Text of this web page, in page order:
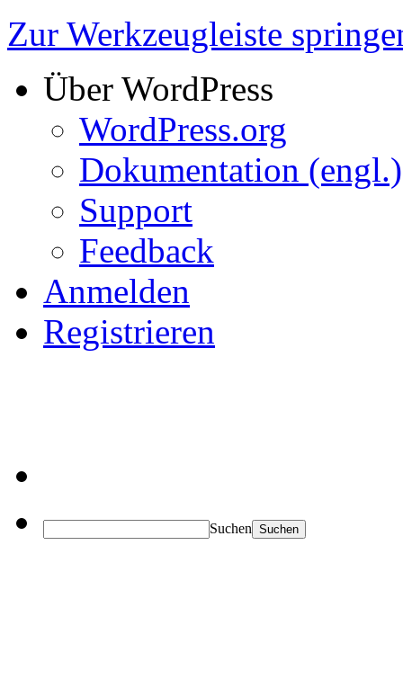
Zur Werkzeugleiste
Über WordPress
WordPress.org
Dokumentation (engl.)
Support
Feedback
Anmelden
Registrieren
Suchen